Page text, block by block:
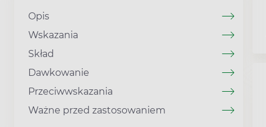
Opis
Wskazania
Skład
Dawkowanie
Przeciwwskazania
Ważne przed zastosowaniem